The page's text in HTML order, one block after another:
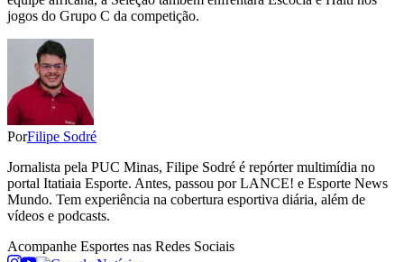
jogos do Grupo C da competição.
PorFilipe Sodré
Jornalista pela PUC Minas, Filipe Sodré é repórter multimídia no
portal Itatiaia Esporte. Antes, passou por LANCE! e Esporte News
Mundo. Tem experiência na cobertura esportiva diária, além de
vídeos e podcasts.
Acompanhe Esportes nas Redes Sociais